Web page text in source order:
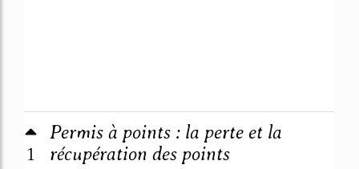
1
Permis à points : la perte et la
récupération des points